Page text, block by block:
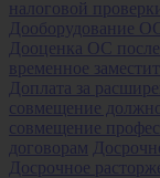
налоговой
Дооборудование ОС
Дооценка ОС
временное
Доплата за
совмещение
совмещение
договорам
Досрочное